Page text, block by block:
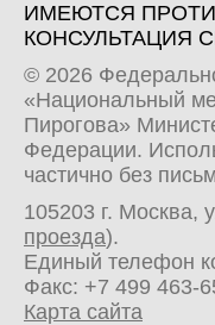
ИМЕЮТСЯ
КОНСУЛЬТАЦИЯ
© 2026
«Национальный
Пирогова»
Федерации.
частично без
105203 г. Москва,
проезда).
Единый телефон
Факс: +7 499 463-
Карта сайта